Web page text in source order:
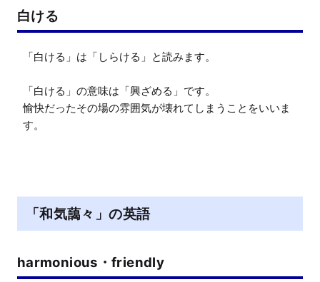
白ける
「白ける」は「しらける」と読みます。
「白ける」の意味は「興ざめる」です。
愉快だったその場の雰囲気が壊れてしまうことをいいま
す。
「和気藹々」の英語
harmonious・friendly